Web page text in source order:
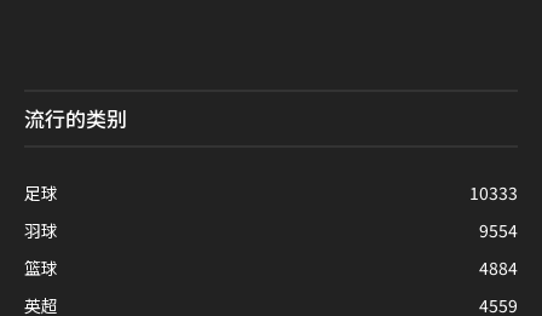
流行的类别
足球
10333
羽球
9554
篮球
4884
英超
4559